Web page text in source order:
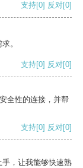
支持[0] 反对[0]
。
支持[0] 反对[0]
全性的连接，并帮
支持[0] 反对[0]
，让我能够快速熟